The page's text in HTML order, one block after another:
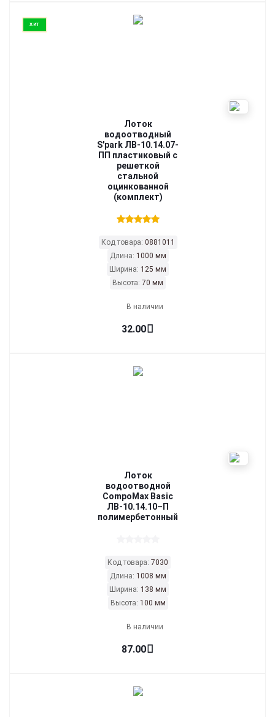
ХИТ
Лоток
водоотводный
S'park ЛВ-10.14.07-
ПП пластиковый с
решеткой
стальной
оцинкованной
(комплект)
Код товара: 0881011
Длина: 1000 мм
Ширина: 125 мм
Высота: 70 мм
В наличии
32.00
Лоток
водоотводной
CompoMax Basic
ЛВ-10.14.10–П
полимербетонный
Код товара: 7030
Длина: 1008 мм
Ширина: 138 мм
Высота: 100 мм
В наличии
87.00